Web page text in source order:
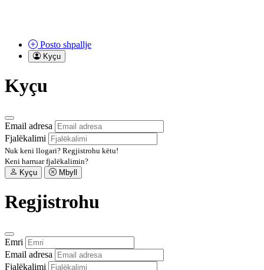
Posto shpallje
Kyçu
Kyçu
Email adresa
Fjalëkalimi
Nuk keni llogari? Regjistrohu këtu!
Keni harruar fjalëkalimin?
Kyçu
Mbyll
Regjistrohu
Emri
Email adresa
Fjalëkalimi